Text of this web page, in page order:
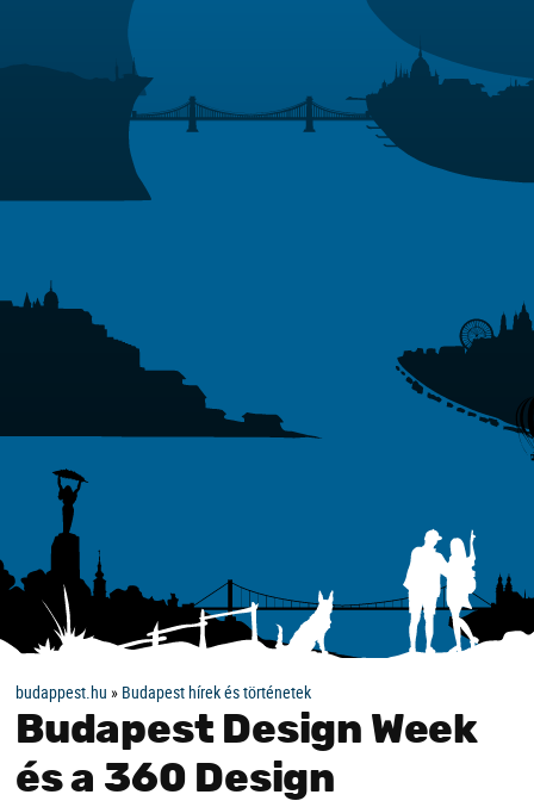
budappest.hu » Budapest hírek és történetek
Budapest Design Week
és a 360 Design